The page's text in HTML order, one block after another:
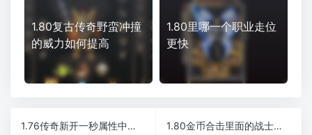
1.80复古传奇野蛮冲撞
的威力如何提高
1.80里哪一个职业走位
更快
1.76传奇新开一秒属性中对战士职业的重要性
1.80金币合击里面的战士需要把自动补给设置好新开1.76微变传奇